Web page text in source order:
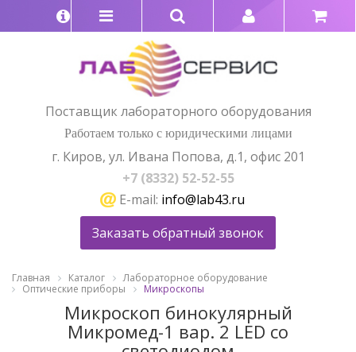
Поставщик лабораторного оборудования
Работаем только с юридическими лицами
г. Киров, ул. Ивана Попова, д.1, офис 201
+7 (8332) 52-52-55
E-mail: info@lab43.ru
Заказать обратный звонок
Главная Каталог
Лабораторное оборудование
Оптические приборы
Микроскопы
Микроскоп бинокулярный
Микромед-1 вар. 2 LED со